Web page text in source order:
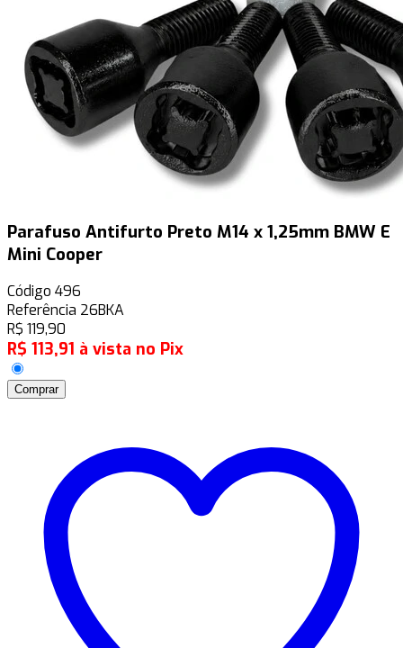
Parafuso Antifurto Preto M14 x 1,25mm BMW E
Mini Cooper
Código 496
Referência 26BKA
R$ 119,90
R$ 113,91 à vista no Pix
Comprar